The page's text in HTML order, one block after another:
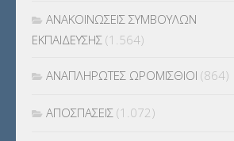
ΑΝΑΚΟΙΝΩΣΕΙΣ ΣΥΜΒΟΥΛΩΝ
ΕΚΠΑΙΔΕΥΣΗΣ (1.564)
ΑΝΑΠΛΗΡΩΤΕΣ ΩΡΟΜΙΣΘΙΟΙ (864)
ΑΠΟΣΠΑΣΕΙΣ (1.072)